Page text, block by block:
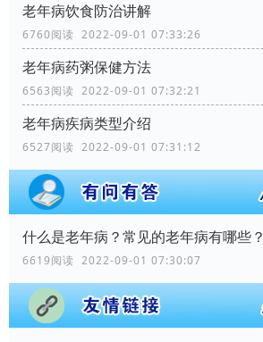
老年病饮食防治讲解
6760阅读 2022-09-01 07:33:26
老年病药粥保健方法
6563阅读 2022-09-01 07:32:21
老年病疾病类型介绍
6527阅读 2022-09-01 07:31:12
什么是老年病？常见的老年病有哪些？
6619阅读 2022-09-01 07:30:07